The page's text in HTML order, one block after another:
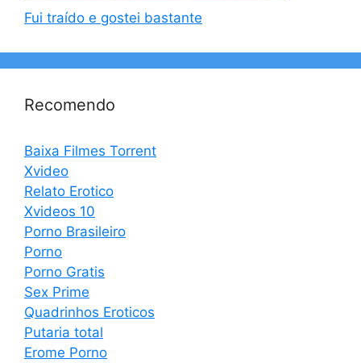
Fui traído e gostei bastante
Recomendo
Baixa Filmes Torrent
Xvideo
Relato Erotico
Xvideos 10
Porno Brasileiro
Porno
Porno Gratis
Sex Prime
Quadrinhos Eroticos
Putaria total
Erome Porno